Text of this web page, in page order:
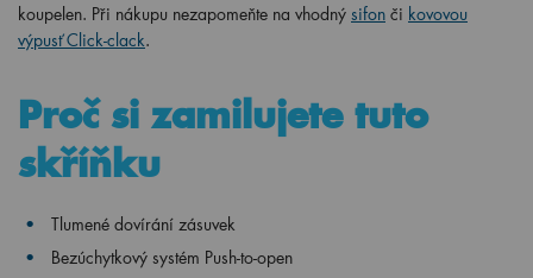
koupelen. Při nákupu nezapomeňte na vhodný sifon či kovovou
výpusť Click-clack.
Proč si zamilujete tuto
skříňku
Tlumené dovírání zásuvek
Bezúchytkový systém Push-to-open